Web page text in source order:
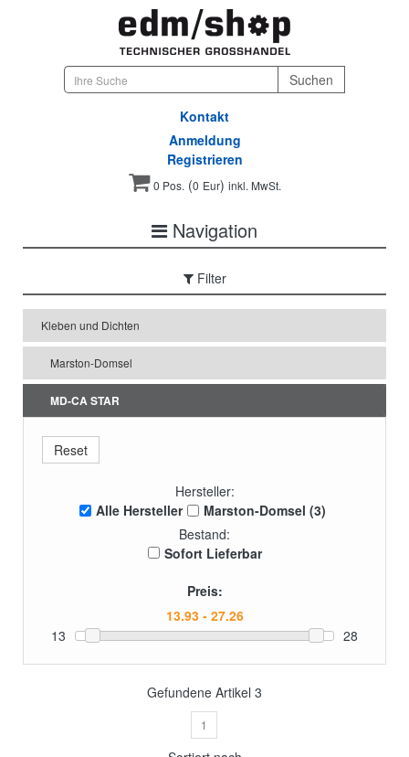
Kontakt
Anmeldung
Registrieren
0 Pos.(0 Eur) inkl. MwSt.
Navigation
Filter
Kleben und Dichten
Marston-Domsel
MD-CA STAR
Hersteller:
Alle Hersteller
Marston-Domsel (3)
Bestand:
Sofort Lieferbar
Preis:
13 28
Gefundene Artikel 3
1